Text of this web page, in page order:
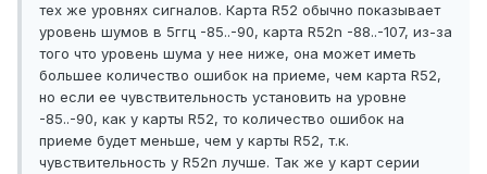
тех же уровнях сигналов. Карта R52 обычно показывает
уровень шумов в 5ггц -85..-90, карта R52n -88..-107, из-за
того что уровень шума у нее ниже, она может иметь
большее количество ошибок на приеме, чем карта R52,
но если ее чувствительность установить на уровне
-85..-90, как у карты R52, то количество ошибок на
приеме будет меньше, чем у карты R52, т.к.
чувствительность у R52n лучше. Так же у карт серии